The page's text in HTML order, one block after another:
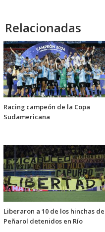
Relacionadas
Racing campeón de la Copa
Sudamericana
Liberaron a 10 de los hinchas de
Peñarol detenidos en Río